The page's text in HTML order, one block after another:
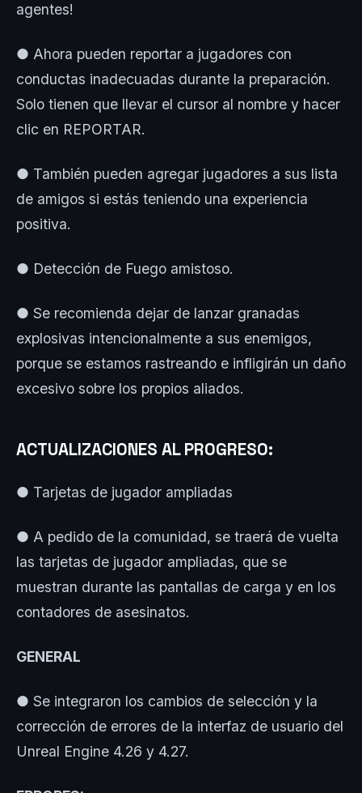
agentes!
● Ahora pueden reportar a jugadores con
conductas inadecuadas durante la preparación.
Solo tienen que llevar el cursor al nombre y hacer
clic en REPORTAR.
● También pueden agregar jugadores a sus lista
de amigos si estás teniendo una experiencia
positiva.
● Detección de Fuego amistoso.
● Se recomienda dejar de lanzar granadas
explosivas intencionalmente a sus enemigos,
porque se estamos rastreando e infligirán un daño
excesivo sobre los propios aliados.
ACTUALIZACIONES AL PROGRESO:
● Tarjetas de jugador ampliadas
● A pedido de la comunidad, se traerá de vuelta
las tarjetas de jugador ampliadas, que se
muestran durante las pantallas de carga y en los
contadores de asesinatos.
GENERAL
● Se integraron los cambios de selección y la
corrección de errores de la interfaz de usuario del
Unreal Engine 4.26 y 4.27.